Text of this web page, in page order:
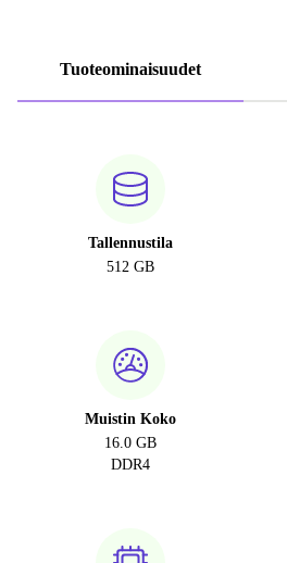
Tuoteominaisuudet
Tallennustila
512 GB
Muistin Koko
16.0 GB
DDR4